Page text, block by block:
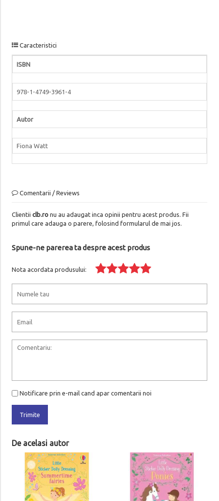
Caracteristici
ISBN
978-1-4749-3961-4
Autor
Fiona Watt
Comentarii / Reviews
Clientii clb.ronu au adaugat inca opinii pentru acest produs. Fii
primul care adauga o parere, folosind formularul de mai jos.
Spune-ne parerea ta despre acest produs
Nota acordata produsului:
Notificare prin e-mail cand apar comentarii noi
Trimite
De acelasi autor